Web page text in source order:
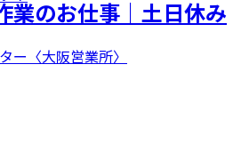
業のお仕事｜土日休み
ー〈大阪営業所〉